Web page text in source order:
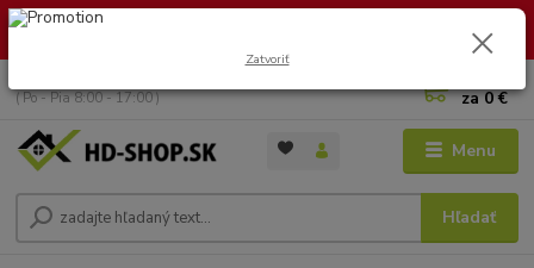
🏖️ DOVOLENKA 30.7.2026 – 9.8.2026 · Objednávky vybavíme po
Menu
Hľadať
( Po - Pia 8:00 - 17:00 )
za0 €
Zatvoriť